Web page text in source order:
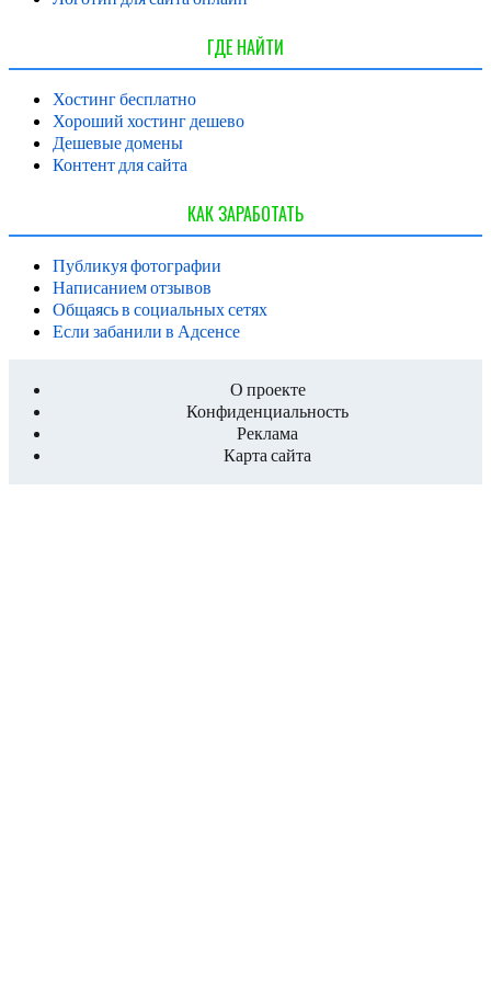
ГДЕ НАЙТИ
Хостинг бесплатно
Хороший хостинг дешево
Дешевые домены
Контент для сайта
КАК ЗАРАБОТАТЬ
Публикуя фотографии
Написанием отзывов
Общаясь в социальных сетях
Если забанили в Адсенсе
О проекте
Конфиденциальность
Реклама
Карта сайта